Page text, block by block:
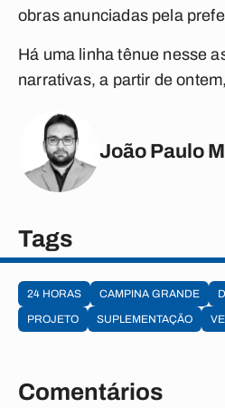
obras anunciadas pela
Há uma linha tênue nesse
narrativas, a partir de
João Paulo
Tags
24 HORAS CAMPINA GRANDE
PROJETO
SUPLEMENTAÇÃO
Comentários